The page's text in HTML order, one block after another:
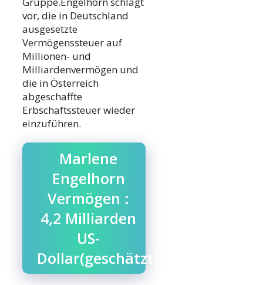
vor, die in Deutschland
ausgesetzte
Vermögenssteuer auf
Millionen- und
Milliardenvermögen und
die in Österreich
abgeschaffte
Erbschaftssteuer wieder
einzuführen.
Marlene
Engelhorn
Vermögen :
4,2 Milliarden
US-
Dollar(geschätzt)